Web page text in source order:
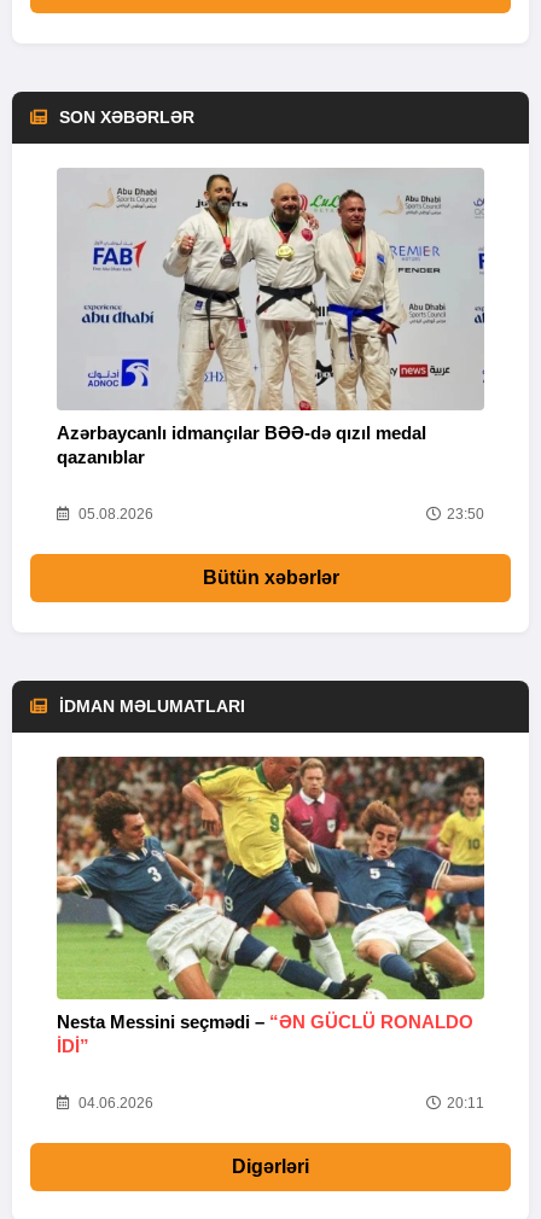
SON XƏBƏRLƏR
Azərbaycanlı idmançılar BƏƏ-də qızıl medal
qazanıblar
05.08.2026 23:50
Bütün xəbərlər
İDMAN MƏLUMATLARI
Nesta Messini seçmədi – “ƏN GÜCLÜ RONALDO
IDI”
04.06.2026 20:11
Digərləri